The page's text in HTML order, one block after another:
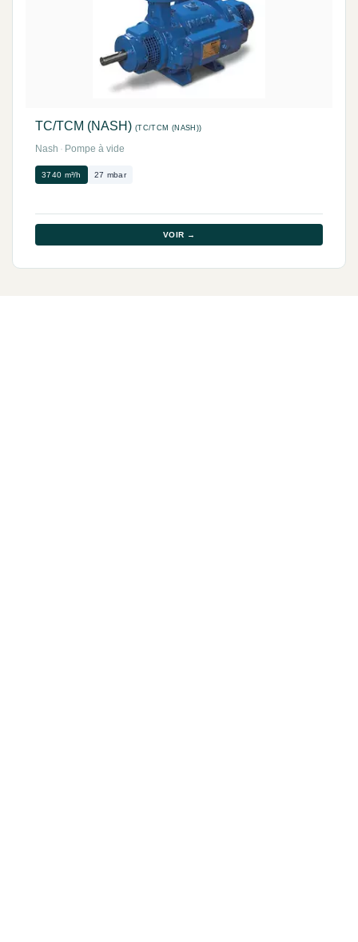
TC/TCM (NASH) (TC/TCM (NASH))
Nash · Pompe à vide
3740 m³/h 27 mbar
VOIR →